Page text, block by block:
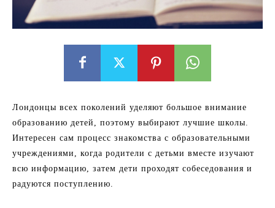
Лондонцы всех поколений уделяют большое внимание
образованию детей, поэтому выбирают лучшие школы.
Интересен сам процесс знакомства с образовательными
учреждениями, когда родители с детьми вместе изучают
всю информацию, затем дети проходят собеседования и
радуются поступлению.